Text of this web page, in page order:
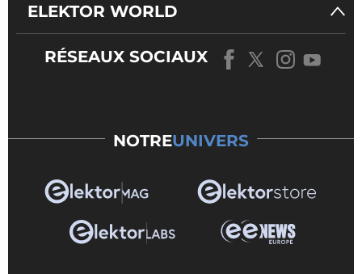
ELEKTOR WORLD
RÉSEAUX SOCIAUX
NOTREUNIVERS